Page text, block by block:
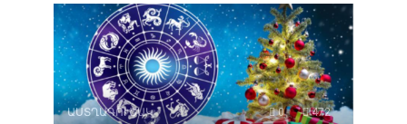
ԱՍՏՂԱԳՈՒՇԱԿ 0 472